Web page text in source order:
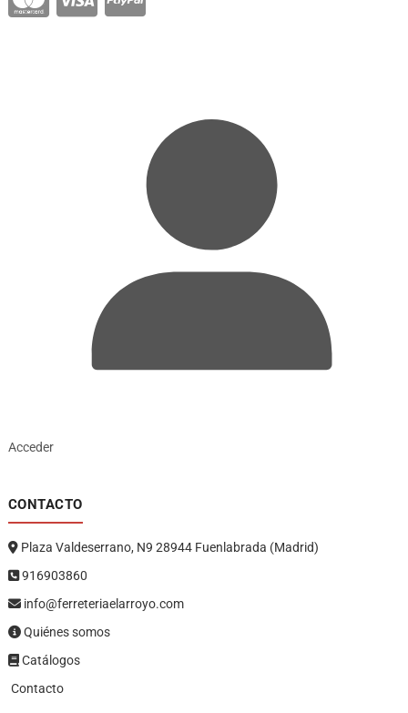
Acceder
CONTACTO
Plaza Valdeserrano, N9 28944 Fuenlabrada (Madrid)
916903860
info@ferreteriaelarroyo.com
Quiénes somos
Catálogos
Contacto